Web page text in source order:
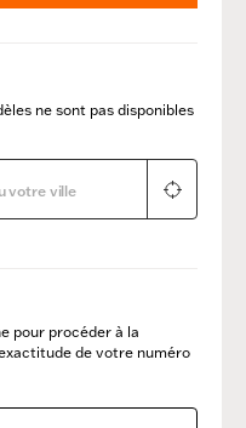
ne sont pas disponibles
pour procéder à la
de votre numéro